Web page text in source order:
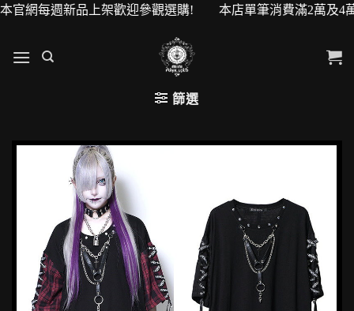
週新品上架歡迎參觀選購! 本店單筆消費滿2萬及4萬即
篩選